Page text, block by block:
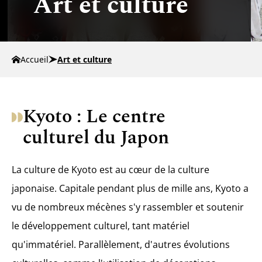
Accueil Art et culture
Kyoto : Le centre
culturel du Japon
La culture de Kyoto est au cœur de la culture
japonaise. Capitale pendant plus de mille ans, Kyoto a
vu de nombreux mécènes s'y rassembler et soutenir
le développement culturel, tant matériel
qu'immatériel. Parallèlement, d'autres évolutions